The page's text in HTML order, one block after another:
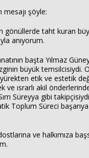
mesajı şöyle:
gönüllerde taht kuran
anıyorum.
başta Yılmaz Güney
büyük temsilcisiydi.
yürekten etik ve estetik
ve ısrarlı akil
Süreyya gibi
Toplum Süreci başarıya
ve halkımıza